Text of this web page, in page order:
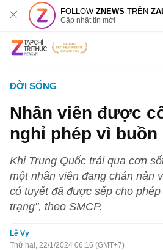
FOLLOWZNEWS TRÊN
Cập nhật tin mới
ĐỜI SỐNG
Nhân viên được
nghỉ phép vì buồn
Khi Trung Quốc trải qua cơn
một nhân viên đang chán nản
có tuyết đã được sếp cho
trạng", theo SMCP.
Lê Vy
Thứ hai, 22/1/2024 06:16 (GMT+7)